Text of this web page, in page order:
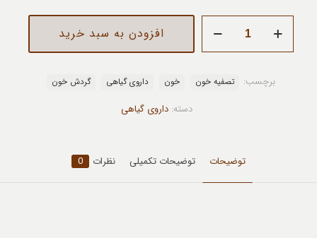
خون
عدد
افزودن به سبد خرید
دسته: داروی گیاهی
برچسب: تصفیه خون خون داروی گیاهی گردش خون
توضیحات توضیحات تکمیلی نظرات 0